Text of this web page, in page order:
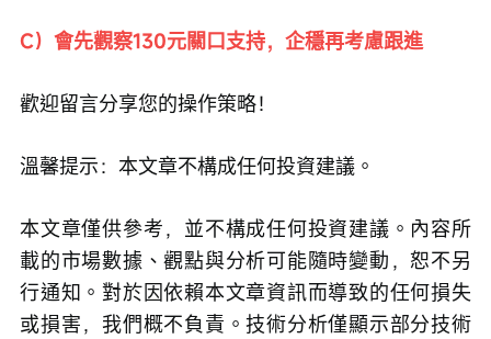
C）會先觀察130元關口支持，企穩再考慮跟進
歡迎留言分享您的操作策略！
溫馨提示：本文章不構成任何投資建議。
本文章僅供參考，並不構成任何投資建議。內容所
載的市場數據、觀點與分析可能隨時變動，恕不另
行通知。對於因依賴本文章資訊而導致的任何損失
或損害，我們概不負責。技術分析僅顯示部分技術